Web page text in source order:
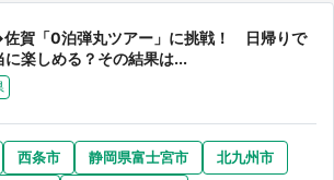
賀「0泊弾丸ツアー」に挑戦！ 日帰りで
に楽しめる？その結果は...
西条市 静岡県富士宮市
北九州市